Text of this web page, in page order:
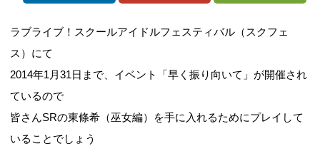
ラブライブ！スクールアイドルフェスティバル（スクフェ
ス）にて
2014年1月31日まで、イベント「早く振り向いて」が開催され
ているので
皆さんSRの東條希（巫女編）を手に入れるためにプレイして
いることでしょう